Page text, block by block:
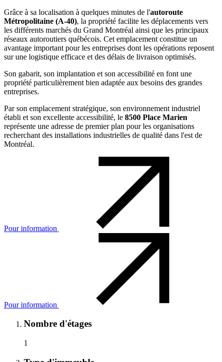
Grâce à sa localisation à quelques minutes de l'autoroute
Métropolitaine (A-40), la propriété facilite les déplacements vers
les différents marchés du Grand Montréal ainsi que les principaux
réseaux autoroutiers québécois. Cet emplacement constitue un
avantage important pour les entreprises dont les opérations reposent
sur une logistique efficace et des délais de livraison optimisés.
Son gabarit, son implantation et son accessibilité en font une
propriété particulièrement bien adaptée aux besoins des grandes
entreprises.
Par son emplacement stratégique, son environnement industriel
établi et son excellente accessibilité, le 8500 Place Marien
représente une adresse de premier plan pour les organisations
recherchant des installations industrielles de qualité dans l'est de
Montréal.
Pour information
Pour information
Nombre d'étages
1